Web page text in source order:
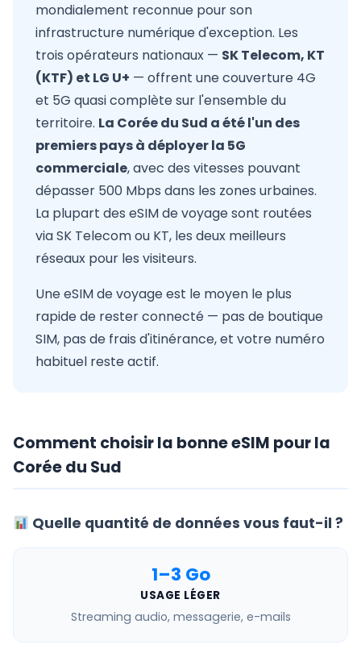
mondialement reconnue pour son
infrastructure numérique d'exception. Les
trois opérateurs nationaux — SK Telecom, KT
(KTF) et LG U+ — offrent une couverture 4G
et 5G quasi complète sur l'ensemble du
territoire. La Corée du Sud a été l'un des
premiers pays à déployer la 5G
commerciale, avec des vitesses pouvant
dépasser 500 Mbps dans les zones urbaines.
La plupart des eSIM de voyage sont routées
via SK Telecom ou KT, les deux meilleurs
réseaux pour les visiteurs.
Une eSIM de voyage est le moyen le plus
rapide de rester connecté — pas de boutique
SIM, pas de frais d'itinérance, et votre numéro
habituel reste actif.
Comment choisir la bonne eSIM pour la
Corée du Sud
Quelle quantité de données vous faut-il ?
1–3 Go
USAGE LÉGER
Streaming audio, messagerie, e-mails